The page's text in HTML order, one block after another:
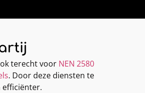
terecht voor NEN 2580
. Door deze diensten te
efficiënter.